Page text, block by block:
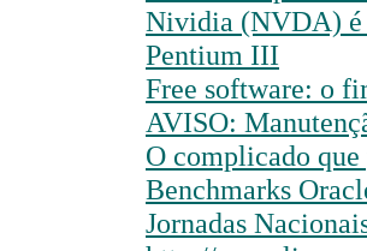
Nividia (NVDA) é
Pentium III
Free software: o
AVISO:
O complicado
Benchmarks
Jornadas